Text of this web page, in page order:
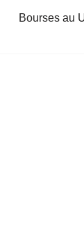
Bourses au